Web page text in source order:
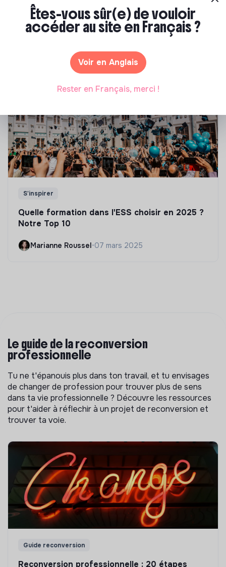
Top 8 des formations en rénovation
énergétique des bâtiments
Marianne Roussel•21 janvier 2025
S'inspirer
Quelle formation dans l'ESS choisir en 2025 ?
Notre Top 10
Marianne Roussel•07 mars 2025
Le guide de la reconversion
professionnelle
Tu ne t'épanouis plus dans ton travail, et tu envisages
de changer de profession pour trouver plus de sens
dans ta vie professionnelle ? Découvre les ressources
pour t'aider à réflechir à un projet de reconversion et
trouver ta voie.
Guide reconversion
Reconversion professionnelle : 20 étapes
Êtes-vous sûr(e) de vouloir
accéder au site en Français ?
Voir en Anglais
Rester en Français, merci !